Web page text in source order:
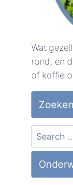
Wat
rond, en
of koffie
Zoeken
Search
for: